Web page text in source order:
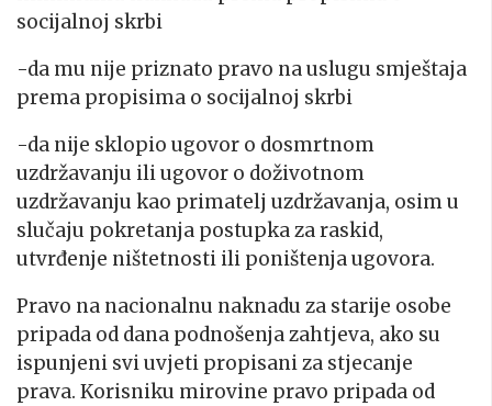
socijalnoj skrbi
-da mu nije priznato pravo na uslugu smještaja
prema propisima o socijalnoj skrbi
-da nije sklopio ugovor o dosmrtnom
uzdržavanju ili ugovor o doživotnom
uzdržavanju kao primatelj uzdržavanja, osim u
slučaju pokretanja postupka za raskid,
utvrđenje ništetnosti ili poništenja ugovora.
Pravo na nacionalnu naknadu za starije osobe
pripada od dana podnošenja zahtjeva, ako su
ispunjeni svi uvjeti propisani za stjecanje
prava. Korisniku mirovine pravo pripada od